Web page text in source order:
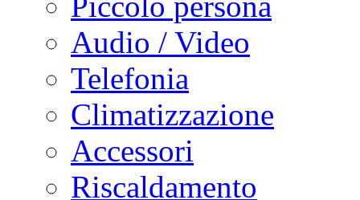
Audio / Video
Telefonia
Climatizzazione
Accessori
Riscaldamento